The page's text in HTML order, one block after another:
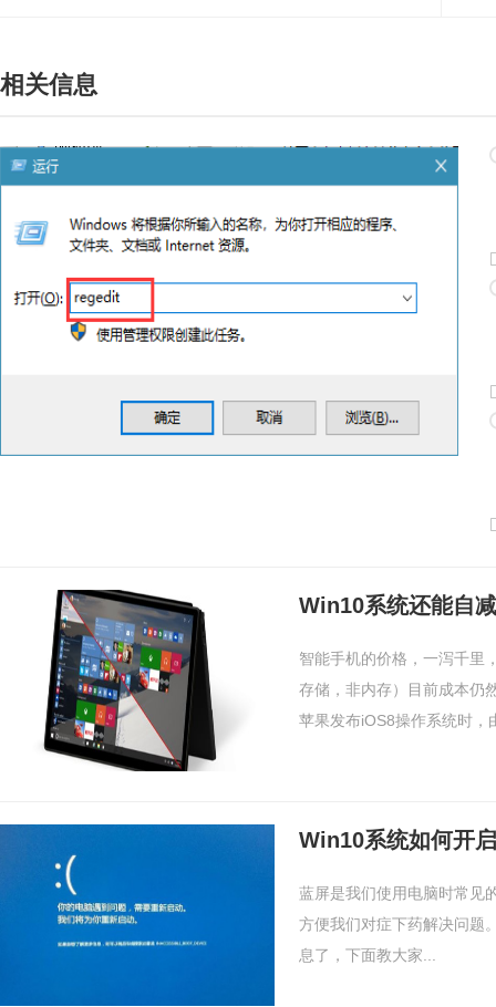
相关信息
Win10系统还能自
智能手机的价格，一泻千里
存储，非内存）目前成本仍
苹果发布iOS8操作系统时，
Win10系统如何开
蓝屏是我们使用电脑时常见
方便我们对症下药解决问题
息了，下面教大家...